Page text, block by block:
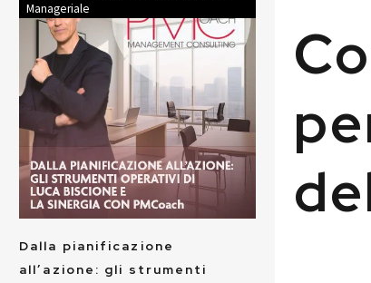
Manageriale
Dalla pianificazione
all’azione: gli strumenti